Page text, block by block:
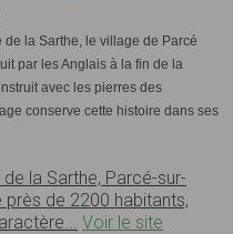
la Sarthe, le village de Parcé
par les Anglais à la fin de la
avec les pierres des
conserve cette histoire dans ses
la Sarthe, Parcé-sur-
près de 2200 habitants,
Voir le site